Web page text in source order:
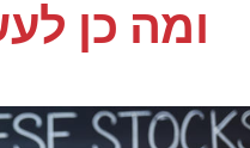
ומה כן